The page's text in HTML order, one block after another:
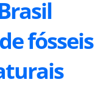
fósseis